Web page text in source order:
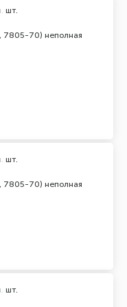
70) неполная
шт.
70) неполная
шт.
шт.